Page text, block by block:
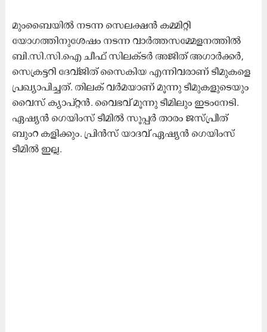
മുംബൈയിൽ നടന്ന സെലക്ഷൻ കമ്മിറ്റി
യോഗത്തിനുശേഷം നടന്ന വാർത്തസമ്മേളനത്തിൽ
ബി.സി.സി.ഐ ചീഫ് സിലക്ടർ അജിത് അഗാർക്കര്‍,
സെക്രട്ടറി ദേവ്ജിത് സൈകിയ എന്നിവരാണ് ടീമുകളെ
പ്രഖ്യാപിച്ചത്. തിലക് വർമയാണ് മൂന്നു ടീമുകളുടെയും
വൈസ് ക്യാപ്റ്റൻ. വൈഭവ് മൂന്നു ടീമിലും ഇടംനേടി.
ഏഷ്യൻ ഗെയിംസ് ടീമില്‍ സൂപ്പർ താരം ജസ്പ്രീത്
ബുംറ കളിക്കും. പ്രിൻസ് യാദവ് ഏഷ്യൻ ഗെയിംസ്
ടീമിൽ‌ ഇല്ല.